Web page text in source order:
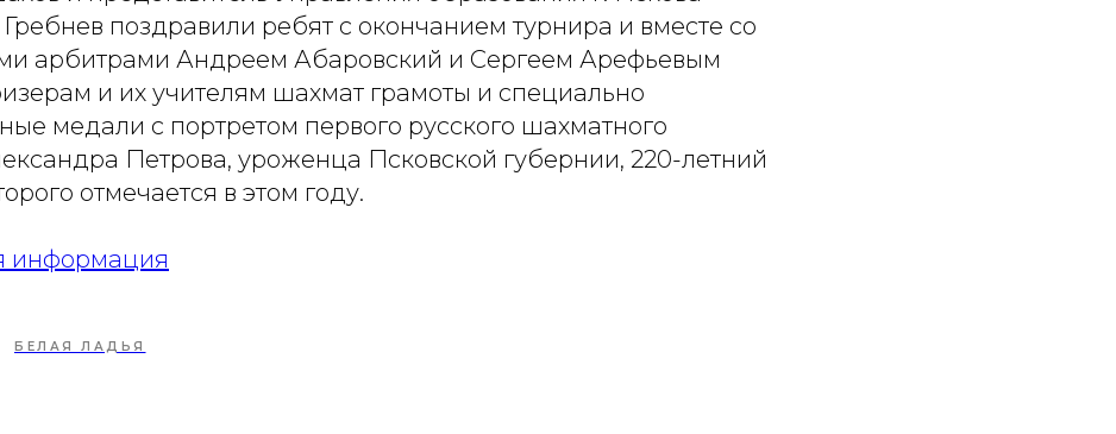
поздравили ребят с окончанием турнира и вместе со
арбитрами Андреем Абаровский и Сергеем Арефьевым
и их учителям шахмат грамоты и специально
медали с портретом первого русского шахматного
Петрова, уроженца Псковской губернии, 220-летний
отмечается в этом году.
информация
БЕЛАЯ ЛАДЬЯ